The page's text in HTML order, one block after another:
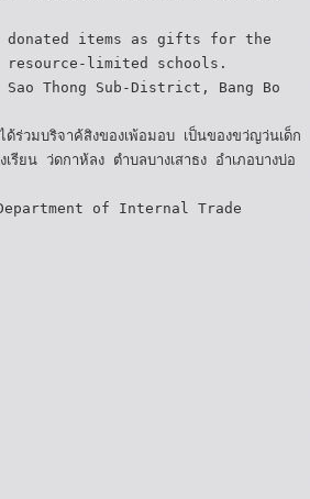
donated items as gifts for the
resource-limited schools.
Thong Sub-District, Bang Bo
วมบริจาค้สิงของเพ้อมอบ เป็นของขว่ญว่นเด็ก
น ว่ดกาห้ลง ตําบลบางเสาธง อําเภอบางบ่อ
Department of Internal Trade